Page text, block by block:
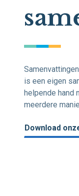
is een eigen
helpende hand
meerdere
Download